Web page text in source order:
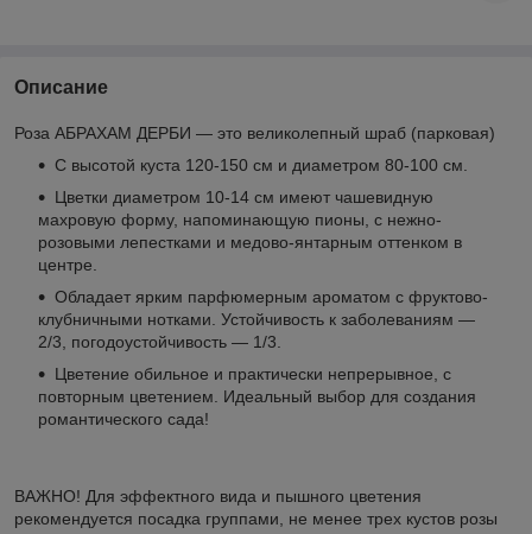
Описание
Роза АБРАХАМ ДЕРБИ — это великолепный шраб (парковая)
С высотой куста 120-150 см и диаметром 80-100 см.
Цветки диаметром 10-14 см имеют чашевидную
махровую форму, напоминающую пионы, с нежно-
розовыми лепестками и медово-янтарным оттенком в
центре.
Обладает ярким парфюмерным ароматом с фруктово-
клубничными нотками. Устойчивость к заболеваниям —
2/3, погодоустойчивость — 1/3.
Цветение обильное и практически непрерывное, с
повторным цветением. Идеальный выбор для создания
романтического сада!
ВАЖНО! Для эффектного вида и пышного цветения
рекомендуется посадка группами, не менее трех кустов розы